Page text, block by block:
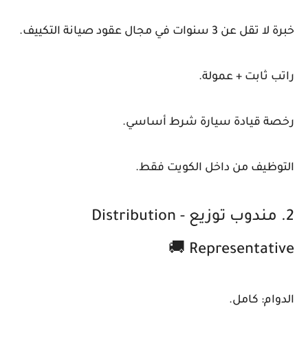
خبرة لا تقل عن 3 سنوات في مجال عقود صيانة التكييف.
راتب ثابت + عمولة.
رخصة قيادة سيارة شرط أساسي.
التوظيف من داخل الكويت فقط.
2. مندوب توزيع - Distribution
Representative 🚚
الدوام: كامل.